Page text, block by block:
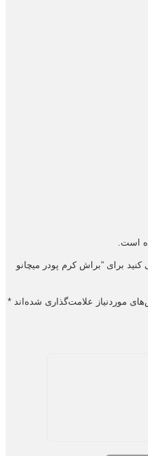
است.
برای “براش کرم پودر میچانو
موردنیاز علامت‌گذاری شده‌اند *